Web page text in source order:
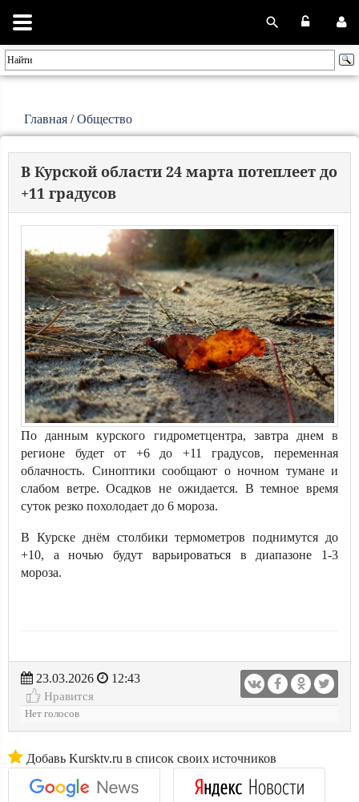
Главная /Общество
В Курской области 24 марта потеплеет до
+11 градусов
По данным курского гидрометцентра, завтра днем в
регионе будет от +6 до +11 градусов, переменная
облачность. Синоптики сообщают о ночном тумане и
слабом ветре. Осадков не ожидается. В темное время
суток резко похолодает до 6 мороза.
В Курске днём столбики термометров поднимутся до
+10, а ночью будут варьироваться в диапазоне 1-3
мороза.
23.03.2026
12:43
Нравится
Нет голосов
Добавь Kursktv.ru в список своих источников